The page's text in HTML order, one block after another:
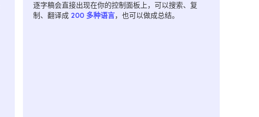
逐字稿会直接出现在你的控制面板上，可以搜索、复
制、翻译成 200 多种语言，也可以做成总结。